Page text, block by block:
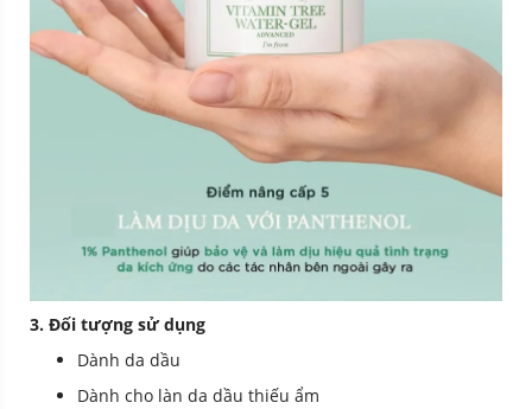
3. Đối tượng sử dụng
Dành da dầu
Dành cho làn da dầu thiếu ẩm